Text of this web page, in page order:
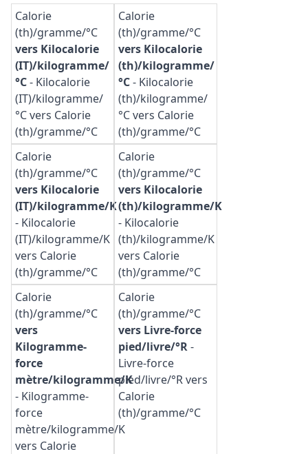
Calorie
(th)/gramme/°C
vers Kilocalorie
(IT)/kilogramme/
°C- Kilocalorie
(IT)/kilogramme/
°C vers Calorie
(th)/gramme/°C
Calorie
(th)/gramme/°C
vers Kilocalorie
(th)/kilogramme/
°C- Kilocalorie
(th)/kilogramme/
°C vers Calorie
(th)/gramme/°C
Calorie
(th)/gramme/°C
vers Kilocalorie
(IT)/kilogramme/K
- Kilocalorie
(IT)/kilogramme/K
vers Calorie
(th)/gramme/°C
Calorie
(th)/gramme/°C
vers Kilocalorie
(th)/kilogramme/K
- Kilocalorie
(th)/kilogramme/K
vers Calorie
(th)/gramme/°C
Calorie
(th)/gramme/°C
vers
Kilogramme-
force
mètre/kilogramme/K
- Kilogramme-
force
mètre/kilogramme/K
vers Calorie
Calorie
(th)/gramme/°C
vers Livre-force
pied/livre/°R-
Livre-force
pied/livre/°R vers
Calorie
(th)/gramme/°C